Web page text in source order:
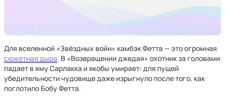
Для вселенной «Звёздных войн» камбэк Фетта — это огромная
сюжетная дыра. В «Возвращении джедая» охотник за головами
падает в яму Сарлакка и якобы умирает: для пущей
убедительности чудовище даже изрыгнуло после того, как
поглотило Бобу Фетта.